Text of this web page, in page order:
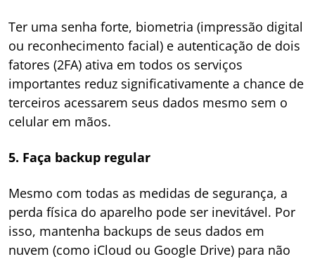
Ter uma senha forte, biometria (impressão digital
ou reconhecimento facial) e autenticação de dois
fatores (2FA) ativa em todos os serviços
importantes reduz significativamente a chance de
terceiros acessarem seus dados mesmo sem o
celular em mãos.
5. Faça backup regular
Mesmo com todas as medidas de segurança, a
perda física do aparelho pode ser inevitável. Por
isso, mantenha backups de seus dados em
nuvem (como iCloud ou Google Drive) para não